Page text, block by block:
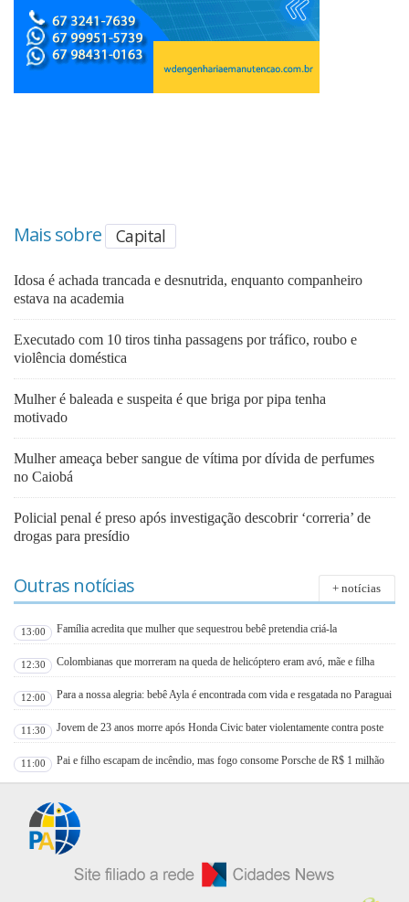
Mais sobre Capital
Idosa é achada trancada e desnutrida, enquanto companheiro
estava na academia
Executado com 10 tiros tinha passagens por tráfico, roubo e
violência doméstica
Mulher é baleada e suspeita é que briga por pipa tenha
motivado
Mulher ameaça beber sangue de vítima por dívida de perfumes
no Caiobá
Policial penal é preso após investigação descobrir ‘correria’ de
drogas para presídio
Outras notícias + notícias
13:00 Família acredita que mulher que sequestrou bebê pretendia criá-la
12:30 Colombianas que morreram na queda de helicóptero eram avó, mãe e filha
12:00 Para a nossa alegria: bebê Ayla é encontrada com vida e resgatada no Paraguai
11:30 Jovem de 23 anos morre após Honda Civic bater violentamente contra poste
11:00 Pai e filho escapam de incêndio, mas fogo consome Porsche de R$ 1 milhão